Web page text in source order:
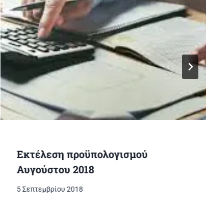
Εκτέλεση προϋπολογισμού
Αυγούστου 2018
5 Σεπτεμβρίου 2018